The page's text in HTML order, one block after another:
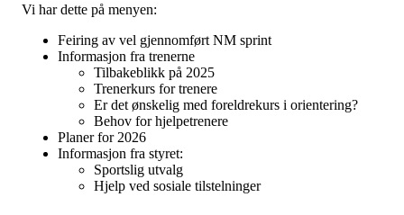
Vi har dette på menyen:
Feiring av vel gjennomført NM sprint
Informasjon fra trenerne
Tilbakeblikk på 2025
Trenerkurs for trenere
Er det ønskelig med foreldrekurs i orientering?
Behov for hjelpetrenere
Planer for 2026
Informasjon fra styret:
Sportslig utvalg
Hjelp ved sosiale tilstelninger